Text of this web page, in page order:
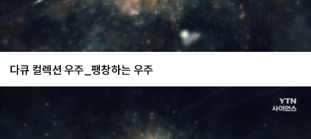
다큐 컬렉션 우주_팽창하는 우주